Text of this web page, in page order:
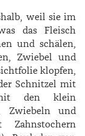
weil sie im
das Fleisch
und schälen,
Zwiebel und
klopfen,
Schnitzel mit
den klein
Zwiebeln und